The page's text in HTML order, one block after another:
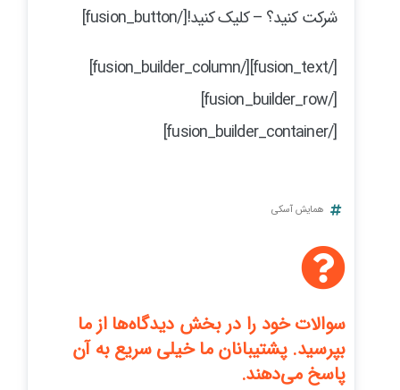
شرکت کنید؟ – کلیک کنید![/fusion_button]
[/fusion_text][/fusion_builder_column]
[/fusion_builder_row]
[/fusion_builder_container]
همایش آسکی
سوالات خود را در بخش دیدگاه‌ها از ما
بپرسید. پشتیبانان ما خیلی سریع به آن
پاسخ می‌دهند.